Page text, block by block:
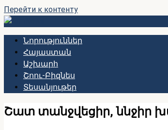
Перейти к контенту
Նորություններ
Հայաստան
Աշխարհ
Շոու-Բիզնես
Տեսանյութեր
Շատ տանջվեցիր, ննջիր